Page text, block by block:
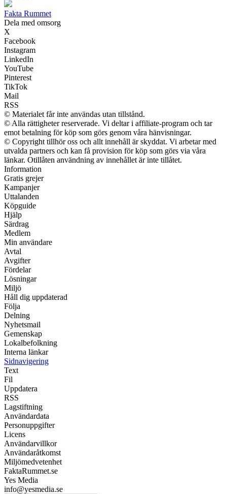
Fakta Rummet
Dela med omsorg
X
Facebook
Instagram
LinkedIn
YouTube
Pinterest
TikTok
Mail
RSS
© Materialet får inte användas utan tillstånd.
© Alla rättigheter reserverade. Vi deltar i affiliate-program och tar
emot betalning för köp som görs genom våra hänvisningar.
© Copyright tillhör oss och allt innehåll är skyddat. Vi arbetar med
utvalda partners och kan få provision för köp som görs via våra
länkar. Otillåten användning av innehållet är inte tillåtet.
Information
Gratis grejer
Kampanjer
Uttalanden
Köpguide
Hjälp
Särdrag
Medlem
Min användare
Avtal
Avgifter
Fördelar
Lösningar
Miljö
Håll dig uppdaterad
Följa
Delning
Nyhetsmail
Gemenskap
Lokalbefolkning
Interna länkar
Sidnavigering
Text
Fil
Uppdatera
RSS
Lagstiftning
Användardata
Personuppgifter
Licens
Användarvillkor
Användaråtkomst
Miljömedvetenhet
FaktaRummet.se
Yes Media
info@yesmedia.se